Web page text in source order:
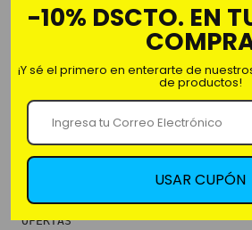
Nosotros
Somos Fan&Fun, la primera
creativa y decoración.
divierte 🌐
Categorías
NUEVOS
FUNKOS
OFERTAS
-10% DSCTO. EN
¡Y sé el primero en enterarte de
de productos!
USAR CUPÓN